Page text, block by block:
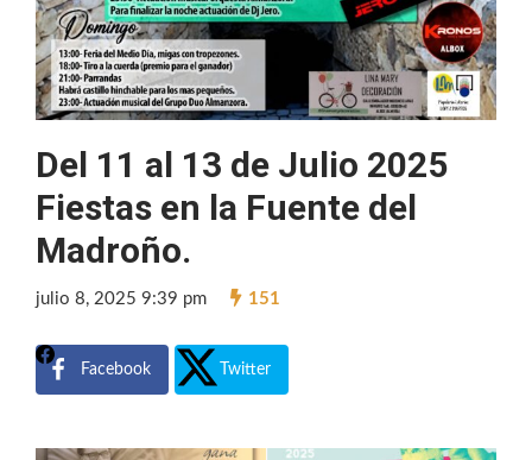
Del 11 al 13 de Julio 2025
Fiestas en la Fuente del
Madroño.
julio 8, 2025 9:39 pm 151
Facebook Twitter